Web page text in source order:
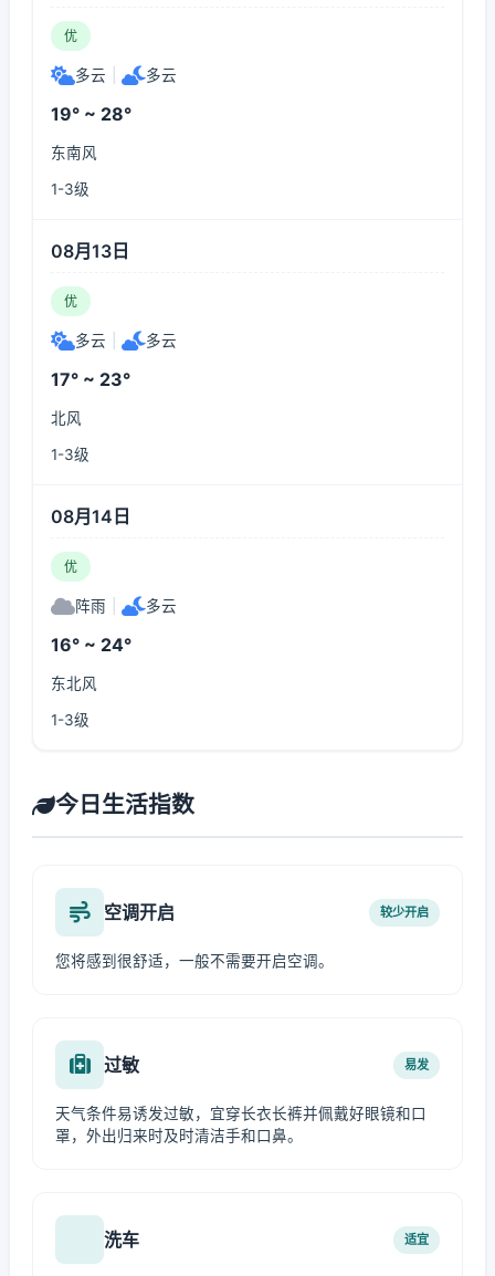
优
多云 多云
19° ~ 28°
东南风
1-3级
08月13日
优
多云 多云
17° ~ 23°
北风
1-3级
08月14日
优
阵雨 多云
16° ~ 24°
东北风
1-3级
今日生活指数
空调开启 较少开启
您将感到很舒适，一般不需要开启空调。
过敏 易发
天气条件易诱发过敏，宜穿长衣长裤并佩戴好眼镜和口
罩，外出归来时及时清洁手和口鼻。
洗车 适宜